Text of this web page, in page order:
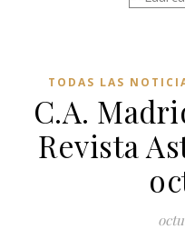
TODAS LAS
C.A.
Revista